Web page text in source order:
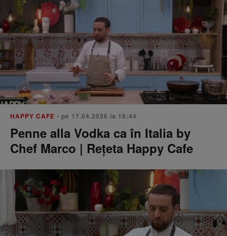
HAPPY CAFE • pe 17.04.2026 la 16:44
Penne alla Vodka ca în Italia by
Chef Marco | Rețeta Happy Cafe